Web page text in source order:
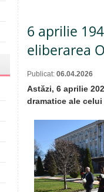
6 aprilie
eliberarea
Publicat: 06.04.2026
Astăzi, 6 aprilie
dramatice ale